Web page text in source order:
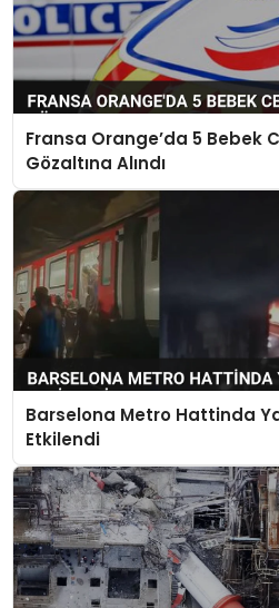
Fransa Orange’da 5 Bebek
Gözaltına Alındı
Barselona Metro Hattinda
Etkilendi